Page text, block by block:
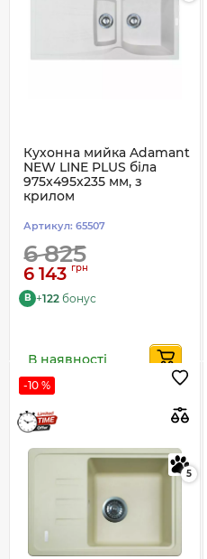
Кухонна мийка Adamant
NEW LINE PLUS біла
975x495x235 мм, з
крилом
Артикул: 65507
6 825
6 143 грн
B +122 бонус
В наявності
-10 %
5